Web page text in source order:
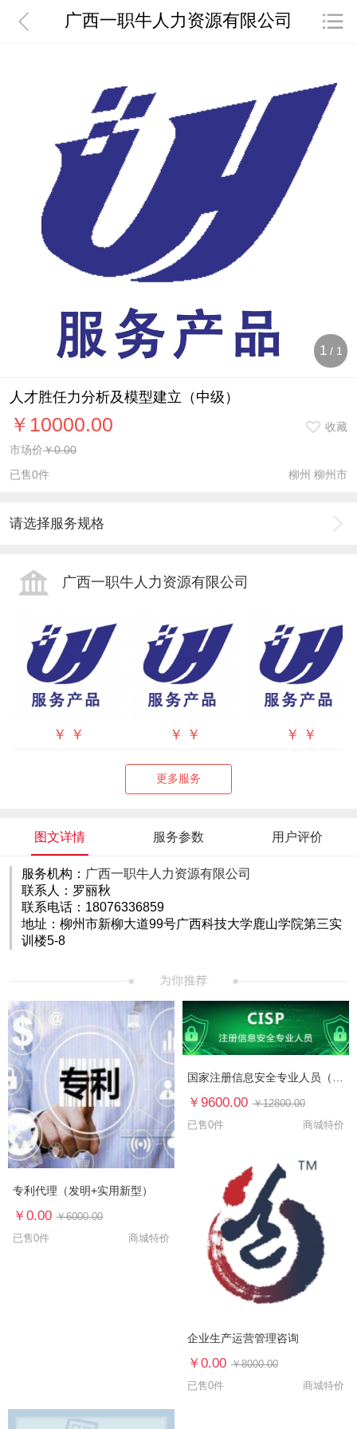
广西一职牛人力资源有限公司
1 / 1
人才胜任力分析及模型建立（中级）
￥10000.00
收藏
市场价￥0.00
已售0件
柳州 柳州市
请选择服务规格
广西一职牛人力资源有限公司
￥ ￥ ￥ ￥ ￥ ￥
更多服务
图文详情 服务参数 用户评价
服务机构： 广西一职牛人力资源有限公司
联系人：罗丽秋
联系电话：18076336859
地址：柳州市新柳大道99号广西科技大学鹿山学院第三实
训楼5-8
专利代理（发明+实用新型）
￥0.00 ￥6000.00
已售0件
商城特价
国家注册信息安全专业人员（CISP）认证培训
￥9600.00 ￥12800.00
已售0件
商城特价
企业生产运营管理咨询
￥0.00 ￥8000.00
已售0件
商城特价